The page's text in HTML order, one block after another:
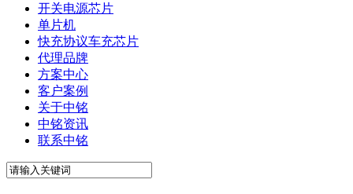
开关电源芯片
单片机
快充协议车充芯片
代理品牌
方案中心
客户案例
关于中铭
中铭资讯
联系中铭